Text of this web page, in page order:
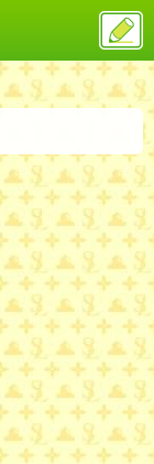
ス
投
稿